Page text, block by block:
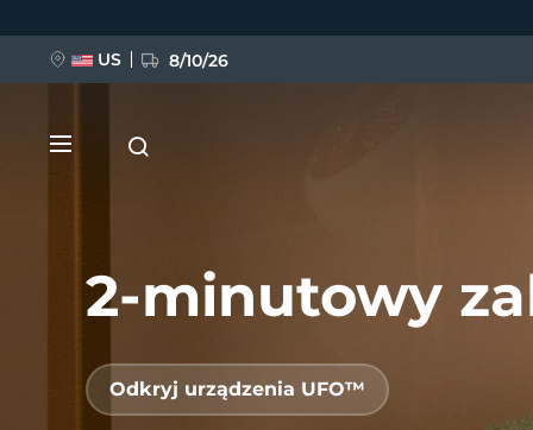
2-minutowy
Odkryj urządzenia UFO™
US 8/10/26
BREAKING NEWS